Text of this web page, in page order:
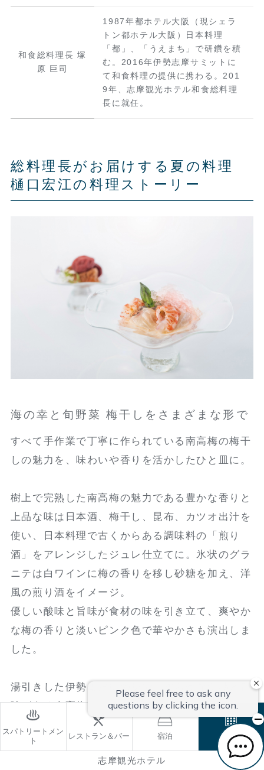
和食総料理長 塚
原 巨司
1987年都ホテル大阪（現シェラ
トン都ホテル大阪）日本料理
「都」、「うえまち」で研鑽を積
む。2016年伊勢志摩サミットに
て和食料理の提供に携わる。201
9年、志摩観光ホテル和食総料理
長に就任。
総料理長がお届けする夏の料理
樋口宏江の料理ストーリー
海の幸と旬野菜 梅干しをさまざまな形で
すべて手作業で丁寧に作られている南高梅の梅干
しの魅力を、味わいや香りを活かしたひと皿に。
樹上で完熟した南高梅の魅力である豊かな香りと
上品な味は日本酒、梅干し、昆布、カツオ出汁を
使い、日本料理で古くからある調味料の「煎り
酒」をアレンジしたジュレ仕立てに。氷状のグラ
ニテは白ワインに梅の香りを移し砂糖を加え、洋
風の煎り酒をイメージ。
優しい酸味と旨味が食材の味を引き立て、爽やか
な梅の香りと淡いピンク色で華やかさも演出しま
した。
湯引きした伊勢まだいの身で、柔らかな食感と旨
味がある南高梅の果肉を巻くと爽やかな酸味が寄
り添い白身の味が際立ちます。また夏が旬の車海
老は軽く茹で甘さを引き出しました。
濃厚な味わいの嬉野大豆のピューレや塩ゆでした
スパトリートメン
ト
レストラン＆バー 宿泊 ご予約
志摩観光ホテル